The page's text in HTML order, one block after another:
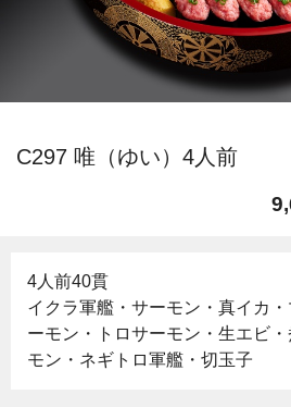
C297 唯（ゆい）4人前
4人前40貫
イクラ軍艦・サーモン・真イカ
ーモン・トロサーモン・生エビ
モン・ネギトロ軍艦・切玉子